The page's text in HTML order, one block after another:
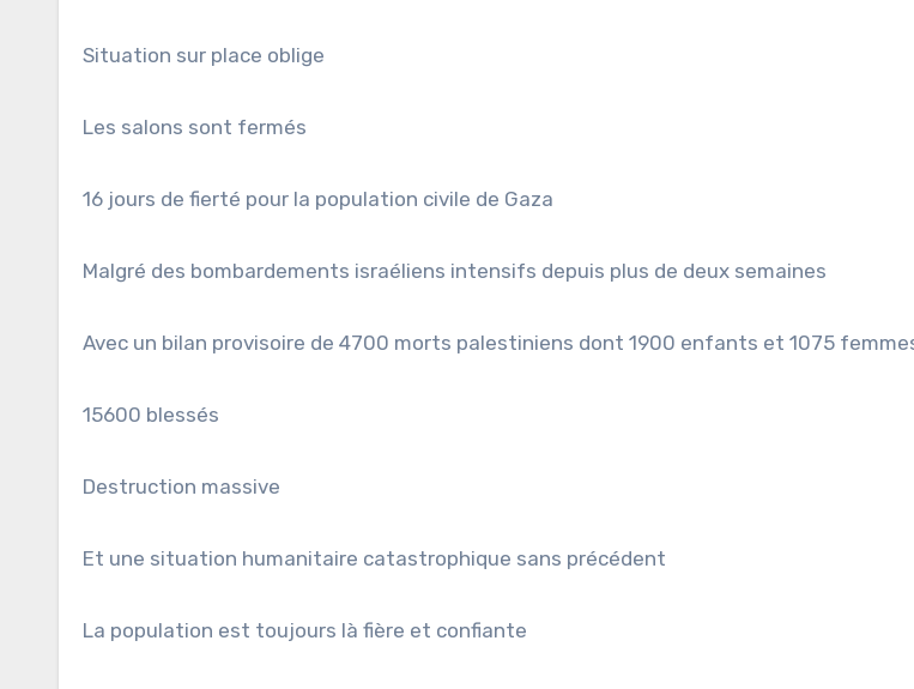
Situation sur place oblige
Les salons sont fermés
16 jours de fierté pour la population civile de Gaza
Malgré des bombardements israéliens intensifs depuis plus de deux semaines
Avec un bilan provisoire de 4700 morts palestiniens dont 1900 enfants et 1075
15600 blessés
Destruction massive
Et une situation humanitaire catastrophique sans précédent
La population est toujours là fière et confiante